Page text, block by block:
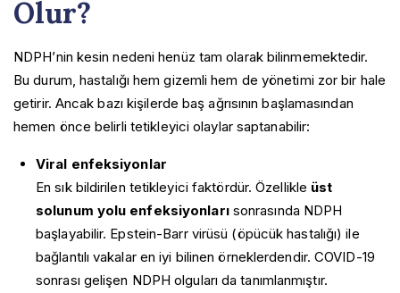
Olur?
NDPH’nin kesin nedeni henüz tam olarak bilinmemektedir.
Bu durum, hastalığı hem gizemli hem de yönetimi zor bir hale
getirir. Ancak bazı kişilerde baş ağrısının başlamasından
hemen önce belirli tetikleyici olaylar saptanabilir:
Viral enfeksiyonlar
En sık bildirilen tetikleyici faktördür. Özellikle üst
solunum yolu enfeksiyonlarısonrasında NDPH
başlayabilir. Epstein-Barr virüsü (öpücük hastalığı) ile
bağlantılı vakalar en iyi bilinen örneklerdendir. COVID-19
sonrası gelişen NDPH olguları da tanımlanmıştır.